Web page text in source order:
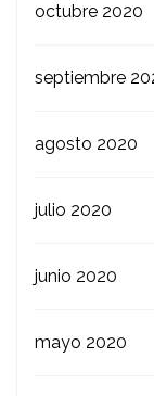
octubre 2020
septiembre
agosto 2020
julio 2020
junio 2020
mayo 2020